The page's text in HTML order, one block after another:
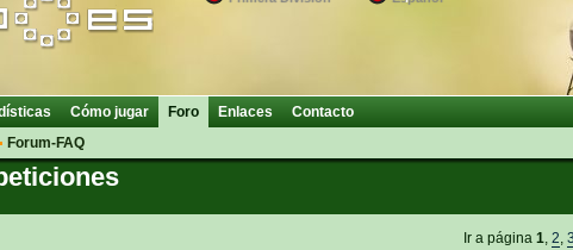
Cómo jugar
Foro
Forum-FAQ
Enlaces Contacto
Ir a página1 ,2 ,3